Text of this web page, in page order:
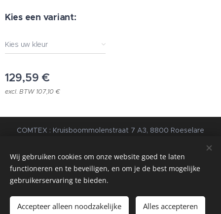
Kies een variant:
Kies uw kleur
129,59 €
excl. BTW 107,10 €
Toevoegen aan de winkelwagen
COMTEX : Kruisboommolenstraat 7 A3, 8800 Roeselare
Voorwaarden| Privacybeleid
webdesign estart.be
Cookies
Wij gebruiken cookies om onze website goed te laten
functioneren en te beveiligen, en om je de best mogelijke
gebruikerservaring te bieden.
Accepteer alleen noodzakelijke Alles accepteren